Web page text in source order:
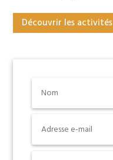
Découvrir les activités